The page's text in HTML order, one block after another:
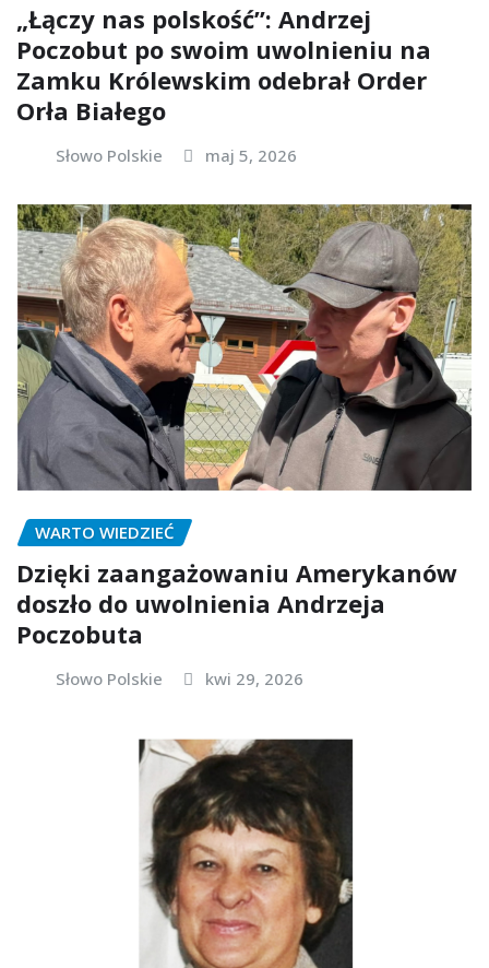
„Łączy nas polskość”: Andrzej
Poczobut po swoim uwolnieniu na
Zamku Królewskim odebrał Order
Orła Białego
Słowo Polskie maj 5, 2026
WARTO WIEDZIEĆ
Dzięki zaangażowaniu Amerykanów
doszło do uwolnienia Andrzeja
Poczobuta
Słowo Polskie kwi 29, 2026